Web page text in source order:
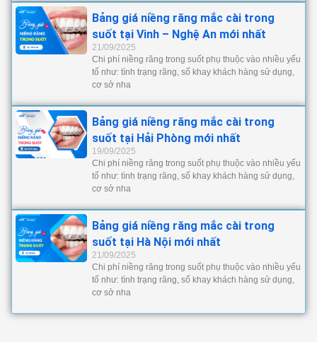
Bảng giá niềng răng mắc cài trong
suốt tại Vinh – Nghệ An mới nhất
21/09/2025
Chi phí niềng răng trong suốt phụ thuộc vào nhiều yếu
tố như: tình trạng răng, số khay khách hàng sử dụng,
cơ sở nha
Bảng giá niềng răng mắc cài trong
suốt tại Hải Phòng mới nhất
19/09/2025
Chi phí niềng răng trong suốt phụ thuộc vào nhiều yếu
tố như: tình trạng răng, số khay khách hàng sử dụng,
cơ sở nha
Bảng giá niềng răng mắc cài trong
suốt tại Hà Nội mới nhất
21/09/2025
Chi phí niềng răng trong suốt phụ thuộc vào nhiều yếu
tố như: tình trạng răng, số khay khách hàng sử dụng,
cơ sở nha